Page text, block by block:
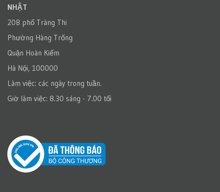
NHẬT
20B phố Tràng Thi
Phường Hàng Trống
Quận Hoàn Kiếm
Hà Nội, 100000
Làm việc: các ngày trong tuần.
Giờ làm việc: 8.30 sáng - 7.00 tối